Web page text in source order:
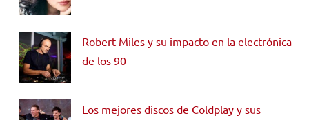
Robert Miles y su impacto en la electrónica
de los 90
Los mejores discos de Coldplay y sus